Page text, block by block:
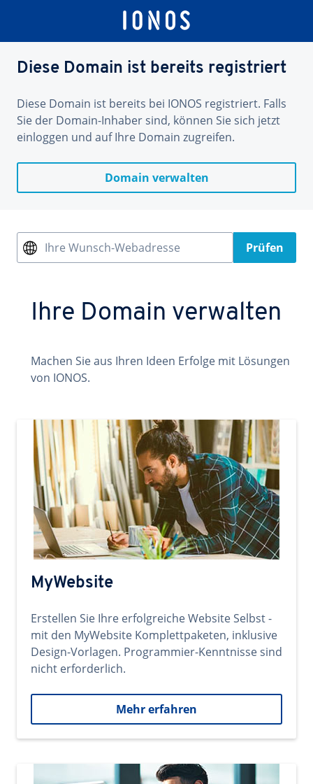
Diese Domain ist bereits registriert
Diese Domain ist bereits bei IONOS registriert. Falls
Sie der Domain-Inhaber sind, können Sie sich jetzt
einloggen und auf Ihre Domain zugreifen.
Domain verwalten
Ihre Wunsch-Webadresse Prüfen
Ihre Domain verwalten
Machen Sie aus Ihren Ideen Erfolge mit Lösungen
von IONOS.
MyWebsite
Erstellen Sie Ihre erfolgreiche Website Selbst -
mit den MyWebsite Komplettpaketen, inklusive
Design-Vorlagen. Programmier-Kenntnisse sind
nicht erforderlich.
Mehr erfahren